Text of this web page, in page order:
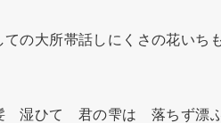
の大所帯話しにくさの花いち
　湿ひて　君の雫は　落ちず漂